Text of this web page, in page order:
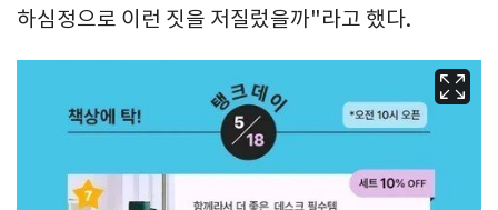
하심정으로 이런 짓을 저질렀을까"라고 했다.